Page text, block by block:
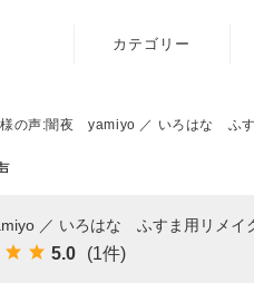
カテゴリー
リメイクシール
リメイクシール
〈エルト〉
様の声:闇夜 yamiyo ／ いろはな ふす
／ いろはな ふすま用リメイ
5.0 (1件)